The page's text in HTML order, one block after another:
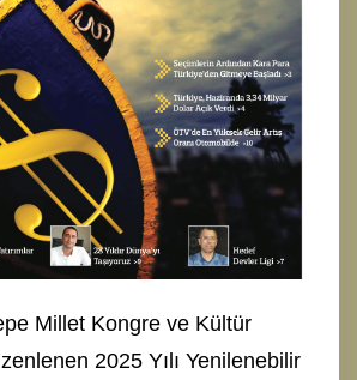
Millet Kongre ve Kültür
2025 Yılı Yenilenebilir